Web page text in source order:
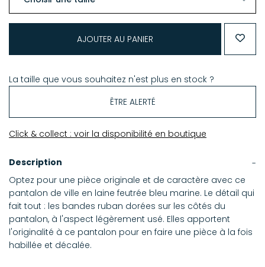
AJOUTER AU PANIER
La taille que vous souhaitez n'est plus en stock ?
ÊTRE ALERTÉ
Click & collect : voir la disponibilité en boutique
Description
Optez pour une pièce originale et de caractère avec ce
pantalon de ville en laine feutrée bleu marine. Le détail qui
fait tout : les bandes ruban dorées sur les côtés du
pantalon, à l'aspect légèrement usé. Elles apportent
l'originalité à ce pantalon pour en faire une pièce à la fois
habillée et décalée.